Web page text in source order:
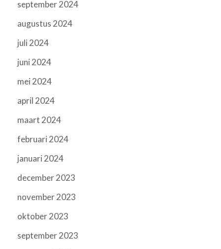
september 2024
augustus 2024
juli 2024
juni 2024
mei 2024
april 2024
maart 2024
februari 2024
januari 2024
december 2023
november 2023
oktober 2023
september 2023